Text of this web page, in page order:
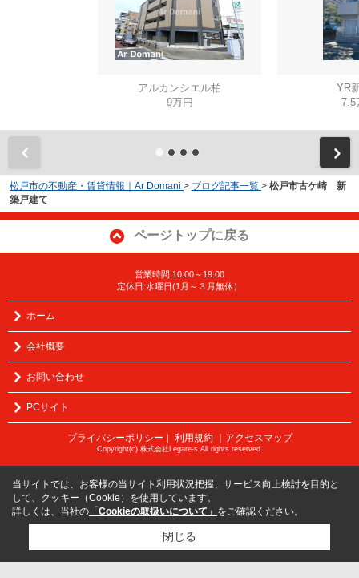
アルカンシエル柏
9万円
YR
7.5
松戸市の不動産・賃貸情報｜Ar Domani > ブログ記事一覧 > 松戸市古ケ崎 新
築戸建て
ページトップに戻る
営業時間:10:00～19:00
定休日:水曜日(1月～３月無休）
ホーム
会社概要
お問い合わせ
PCサイト
プライバシーポリシー 利用規約 ｜アクセスマップ
Copyright(c) 株式会社Legare-s All rights reserved.
当サイトでは、お客様の当サイト利用状況把握、サービス向上検討を目的と
して、クッキー（Cookie）を使用しています。
詳しくは、当社の 「Cookieの取扱いについて」 をご確認ください。
閉じる